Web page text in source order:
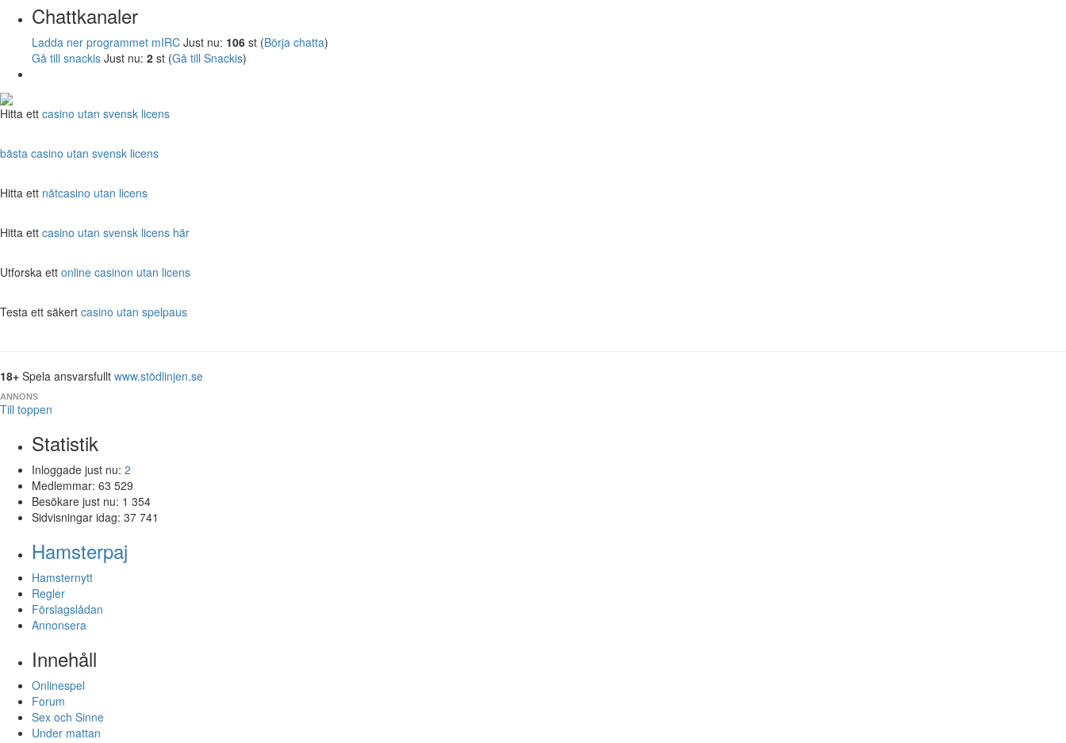
Chattkanaler
Ladda ner programmet mIRC Just nu: 106 st (Börja chatta)
Gå till snackis Just nu: 2 st (Gå till Snackis)
Hitta ett casino utan svensk licens
bästa casino utan svensk licens
Hitta ett nätcasino utan licens
Hitta ett casino utan svensk licens här
Utforska ett online casinon utan licens
Testa ett säkert casino utan spelpaus
18+ Spela ansvarsfullt www.stödlinjen.se
ANNONS
Till toppen
Statistik
Inloggade just nu: 2
Medlemmar: 63 529
Besökare just nu: 1 354
Sidvisningar idag: 37 741
Hamsterpaj
Hamsternytt
Regler
Förslagslådan
Annonsera
Innehåll
Onlinespel
Forum
Sex och Sinne
Under mattan